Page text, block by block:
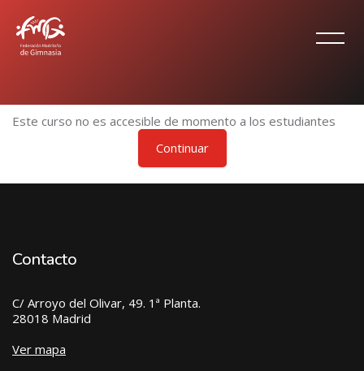
Este curso no es accesible de momento a los estudiantes
Continuar
Contacto
C/ Arroyo del Olivar, 49. 1ª Planta.
28018 Madrid
Ver mapa